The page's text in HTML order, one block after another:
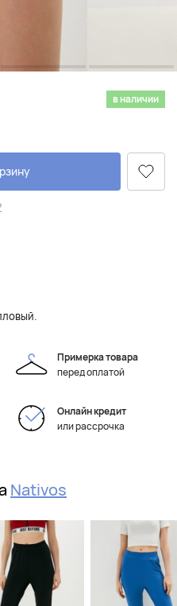
в наличии
Примерка товара
перед оплатой
Онлайн кредит
или рассрочка
Nativos